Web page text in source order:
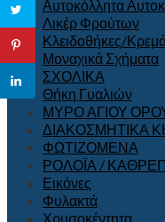
Αυτοκόλλητα
Λικέρ Φρούτων
Κλειδοθήκες/
Μοναχικά Σχήματα
ΣΧΟΛΙΚΑ
Θήκη Γυαλιών
ΜΥΡΟ ΑΓΙΟΥ
ΔΙΑΚΟΣΜΗΤΙΚΑ
ΦΩΤΙΖΟΜΕΝΑ
ΡΟΛΟΪΑ /
Εικόνες
Φυλακτά
Χρυσοκέντητα